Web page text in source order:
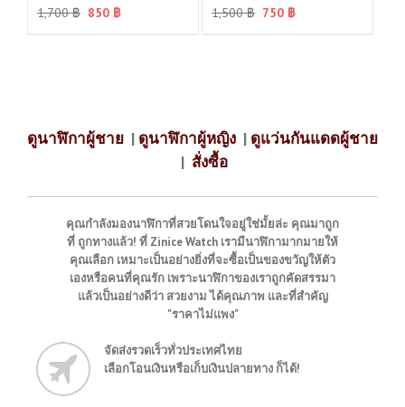
1,700฿ 850 ฿ 1,500฿ 750 ฿
ดูนาฬิกาผู้ชาย | ดูนาฬิกาผู้หญิง | ดูแว่นกันแดดผู้ชาย
| สั่งซื้อ
คุณกำลังมองนาฬิกาที่สวยโดนใจอยู่ใช่มั้ยล่ะ คุณมาถูก
ที่ ถูกทางแล้ว! ที่ Zinice Watch เรามีนาฬิกามากมายให้
คุณเลือก เหมาะเป็นอย่างยิ่งที่จะซื้อเป็นของขวัญให้ตัว
เองหรือคนที่คุณรัก เพราะนาฬิกาของเราถูกคัดสรรมา
แล้วเป็นอย่างดีว่า สวยงาม ได้คุณภาพ และที่สำคัญ
"ราคาไม่แพง"
จัดส่งรวดเร็วทั่วประเทศไทย
เลือกโอนเงินหรือเก็บเงินปลายทาง ก็ได้!